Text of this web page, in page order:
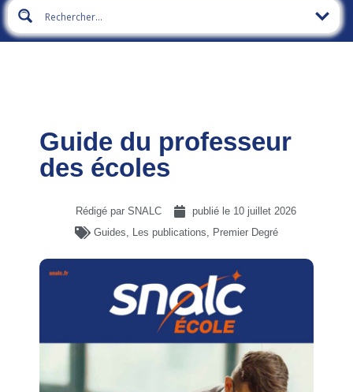
Guide du professeur
des écoles
Rédigé par SNALC publié le 10 juillet 2026
Guides, Les publications, Premier Degré